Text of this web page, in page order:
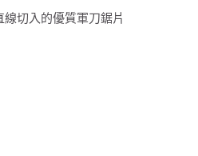
切入的優質軍刀鋸片